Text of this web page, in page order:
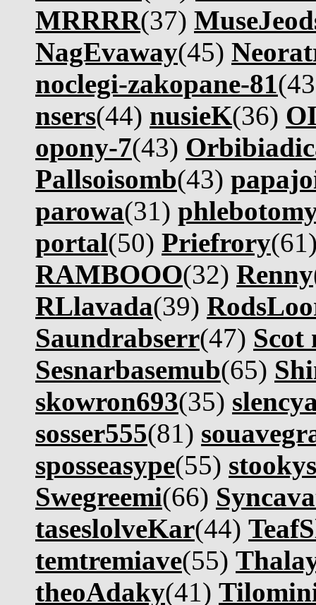
MRRRR(37)
NagEvaway(45)
noclegi-zakopane-81
nsers(44) nusieK(36)
opony-7(43)
Pallsoisomb(43)
parowa(31)
portal(50) Priefrory
RAMBOOO(32) Renny
RLlavada(39)
Saundrabserr(47) Scot
Sesnarbasemub(65)
skowron693(35)
sosser555(81)
sposseasype(55)
Swegreemi(66)
taseslolveKar(44)
temtremiave(55)
theoAdaky(41)